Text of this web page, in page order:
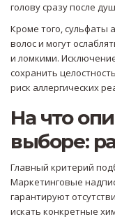
голову сразу после
Кроме того,
волос и могут
и ломкими.
сохранить
риск аллергических
На что
выборе:
Главный критерий
Маркетинговые
гарантируют
искать конкретные